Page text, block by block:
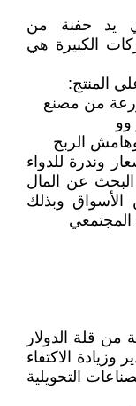
يد حفنة من
الكبيرة هي
المنتج:
من مصنع
وو
الربح
وندرة للدواء
عن المال
وبذلك
من قلة الدولار
وزيادة الاكتفاء
التحويلية